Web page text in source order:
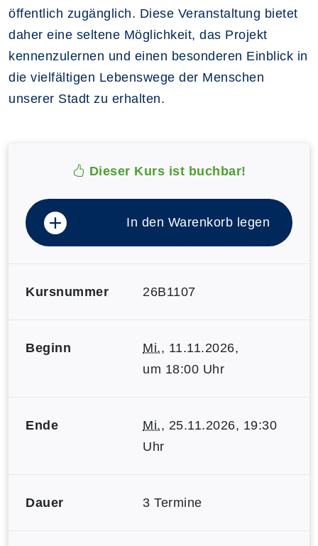
öffentlich zugänglich. Diese Veranstaltung bietet
daher eine seltene Möglichkeit, das Projekt
kennenzulernen und einen besonderen Einblick in
die vielfältigen Lebenswege der Menschen
unserer Stadt zu erhalten.
Dieser Kurs ist buchbar!
In den Warenkorb legen
Kursnummer 26B1107
Beginn Mi., 11.11.2026,
um 18:00 Uhr
Ende Mi., 25.11.2026, 19:30
Uhr
Dauer 3 Termine